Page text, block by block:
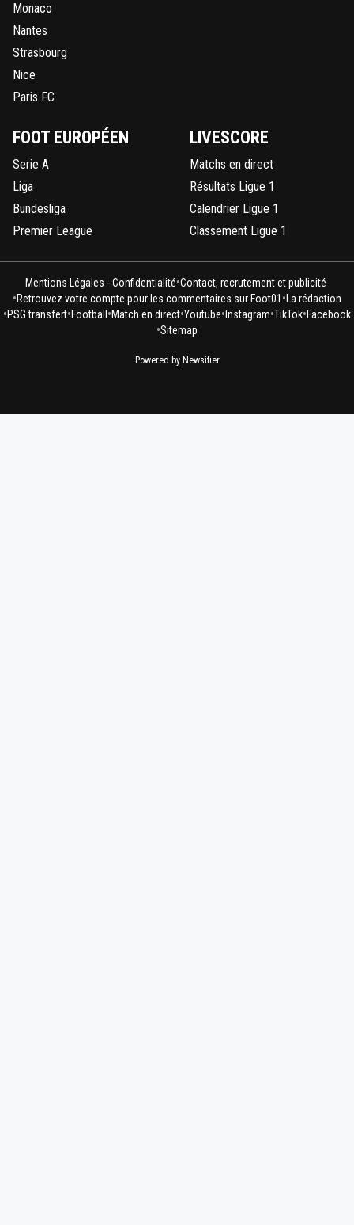
Monaco
Nantes
Strasbourg
Nice
Paris FC
FOOT EUROPÉEN
Serie A
Liga
Bundesliga
Premier League
LIVESCORE
Matchs en direct
Résultats Ligue 1
Calendrier Ligue 1
Classement Ligue 1
Mentions Légales - Confidentialité•Contact, recrutement et publicité
•Retrouvez votre compte pour les commentaires sur Foot01 • La rédaction
•PSG transfert•Football •Match en direct•Youtube• Instagram•TikTok•Facebook
•Sitemap
Powered by Newsifier